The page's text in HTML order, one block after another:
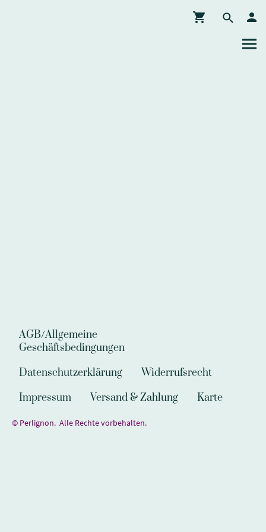
AGB/Allgemeine
Geschäftsbedingungen
Datenschutzerklärung
Widerrufsrecht
Impressum
Versand & Zahlung Karte
© Perlignon. Alle Rechte vorbehalten.